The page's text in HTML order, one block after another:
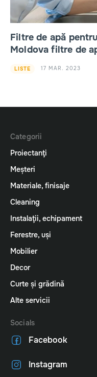
Filtre de apă
Moldova filtre de
LISTE 17 MAR. 2023
Categorii
Proiectanţi
Meșteri
Materiale, finisaje
Cleaning
Instalaţii, echipament
Ferestre, uși
Mobilier
Decor
Curte și grădină
Alte servicii
Socials
Facebook
Instagram